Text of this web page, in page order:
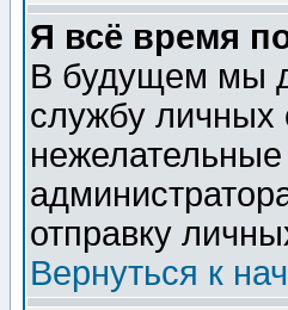
Я всё время
В будущем мы
службу личных
нежелательные
отправку
Вернуться к